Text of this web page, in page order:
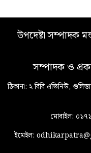
উপদেষ্টা সম্পাদক
সম্পাদক ও
ঠিকানা: ২ বিবি এভিনিউ,
মোবাইল:
ইমেইল: